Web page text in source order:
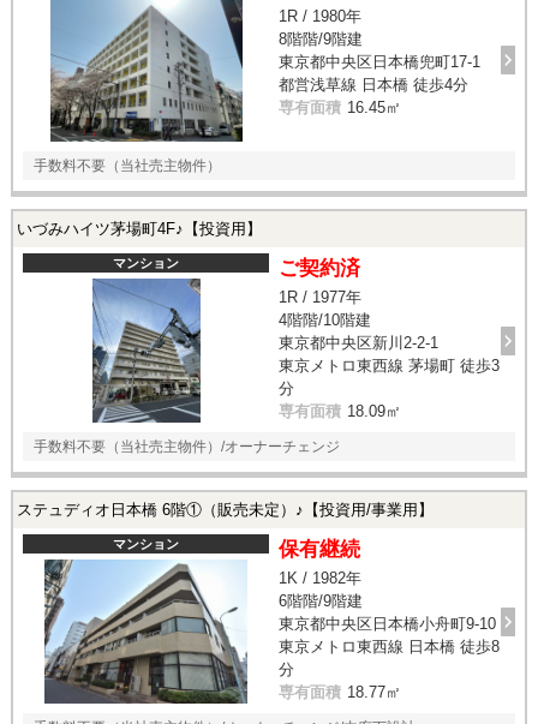
1R / 1980年
8階階/9階建
東京都中央区日本橋兜町17-1
都営浅草線 日本橋 徒歩4分
専有面積 16.45㎡
手数料不要（当社売主物件）
いづみハイツ茅場町4F♪【投資用】
マンション ご契約済
1R / 1977年
4階階/10階建
東京都中央区新川2-2-1
東京メトロ東西線 茅場町 徒歩3
分
専有面積 18.09㎡
手数料不要（当社売主物件）/オーナーチェンジ
ステュディオ日本橋 6階①（販売未定）♪【投資用/事業用】
マンション 保有継続
1K / 1982年
6階階/9階建
東京都中央区日本橋小舟町9-10
東京メトロ東西線 日本橋 徒歩8
分
専有面積 18.77㎡